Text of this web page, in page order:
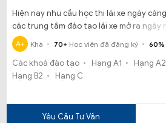
Hiện nay nhu cầu học thi lái xe ngày
các trung tâm đào tạo lái xe mở ra ngày
song với điều đó thì chất lượng dạy học
nơi đào tạo lái xe cũng là mối băn khoăn
người khi đăng ký học lái xe. Thế nhưng
Tâm Dạy Nghề Tiến Đạt – một địa chỉ đào
A+ Khá 70+ Học viên đã đăng ký 60%
Các khoá đào tạo Hạng A1 Hạng A2
Hạng B2
Hạng C
Yêu Cầu Tư Vấn